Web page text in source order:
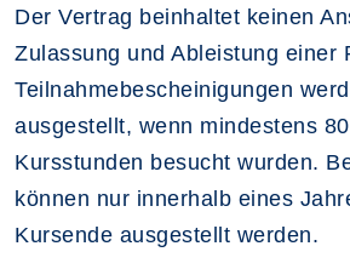
Der Vertrag beinhaltet keinen
Zulassung und Ableistung einer
Teilnahmebescheinigungen
ausgestellt, wenn mindestens
Kursstunden besucht wurden.
können nur innerhalb eines
Kursende ausgestellt werden.